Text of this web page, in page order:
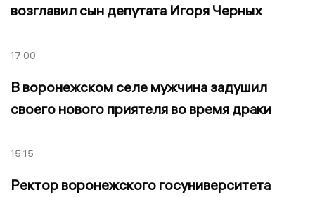
возглавил сын депутата Игоря Черных
17:00
В воронежском селе мужчина задушил
своего нового приятеля во время драки
15:15
Ректор воронежского госуниверситета